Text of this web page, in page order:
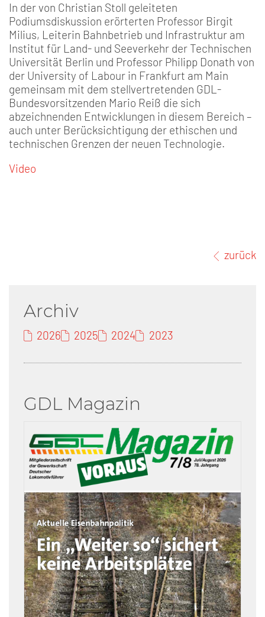
In der von Christian Stoll geleiteten
Podiumsdiskussion erörterten Professor Birgit
Milius, Leiterin Bahnbetrieb und Infrastruktur am
Institut für Land- und Seeverkehr der Technischen
Universität Berlin und Professor Philipp Donath von
der University of Labour in Frankfurt am Main
gemeinsam mit dem stellvertretenden GDL-
Bundesvorsitzenden Mario Reiß die sich
abzeichnenden Entwicklungen in diesem Bereich –
auch unter Berücksichtigung der ethischen und
technischen Grenzen der neuen Technologie.
Video
zurück
Archiv
2026 2025 2024 2023
GDL Magazin